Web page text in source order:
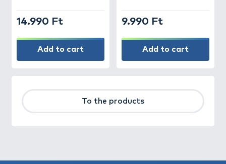
14.990 Ft
Add to cart
9.990 Ft
Add to cart
To the products